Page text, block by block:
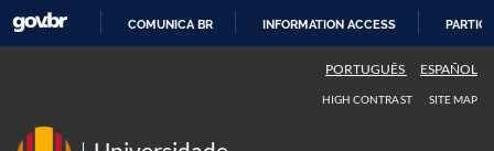
COMUNICA BR INFORMATION ACCESS
PORTUGUÊS ESPAÑOL
HIGH CONTRAST SITE MAP